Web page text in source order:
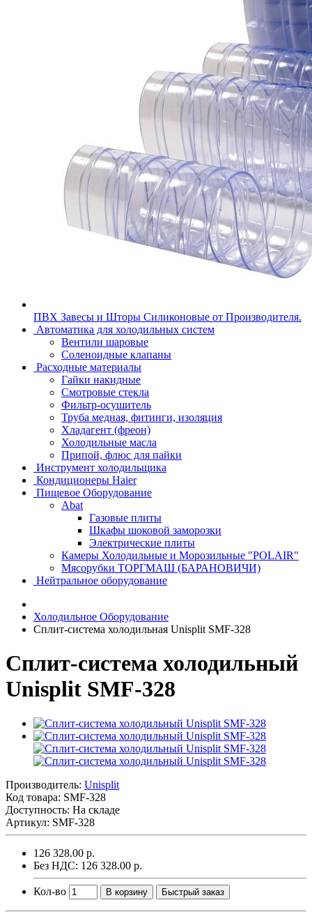
ПВХ Завесы и Шторы Силиконовые от Производителя.
Автоматика для холодильных систем
Вентили шаровые
Соленоидные клапаны
Расходные материалы
Гайки накидные
Смотровые стекла
Фильтр-осушитель
Труба медная, фитинги, изоляция
Хладагент (фреон)
Холодильные масла
Припой, флюс для пайки
Инструмент холодильщика
Кондиционеры Haier
Пищевое Оборудование
Abat
Газовые плиты
Шкафы шоковой заморозки
Электрические плиты
Камеры Холодильные и Морозильные "POLAIR"
Мясорубки ТОРГМАШ (БАРАНОВИЧИ)
Нейтральное оборудование
Холодильное Оборудование
Сплит-система холодильная Unisplit SMF-328
Сплит-система холодильный
Unisplit SMF-328
Производитель: Unisplit
Код товара: SMF-328
Доступность: На складе
Артикул: SMF-328
126 328.00 р.
Без НДС: 126 328.00 р.
Кол-во В корзину Быстрый заказ